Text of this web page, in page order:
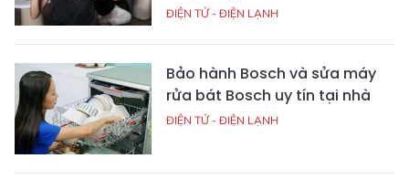
ĐIỆN TỬ - ĐIỆN LẠNH
Bảo hành Bosch và sửa máy
rửa bát Bosch uy tín tại nhà
ĐIỆN TỬ - ĐIỆN LẠNH